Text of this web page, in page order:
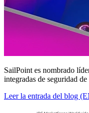
SailPoint es nombrado
integradas de seguridad
Leer la entrada del blog